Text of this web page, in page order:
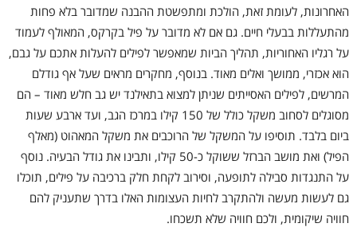
האחרונות, לעומת זאת, הולכת ומתפשטת ההבנה שמדובר בלא פחות
מהתעללות בבעלי חיים. גם אם לא מדובר על פיל בקרקס, המאולף לעמוד
על רגליו האחוריות, תהליך הביות שמאפשר לפילים להעלות אתכם על גבם,
הוא אכזרי, ממושך ואלים מאוד. בנוסף, מחקרים מראים שעל אף גודלם
המרשים, לפילים האסייתים שניתן למצוא בתאילנד יש גב חלש מאוד – הם
מסוגלים לסחוב משקל כולל של 150 קילו במרכז הגב, ועד ארבע שעות
ביום בלבד. תוסיפו על המשקל של הרוכבים את משקל המאהוט (מאלף
הפיל) ואת מושב הברזל ששוקל כ-50 קילו, ותבינו את גודל הבעיה. נוסף
על התנגדות סבילה לתופעה, וסירוב לקחת חלק ברכיבה על פילים, תוכלו
גם לעשות מעשה ולהתקרב לחיות העצומות האלו בדרך שתעניק להם
חוויה שיקומית, ולכם חוויה שלא תשכחו.